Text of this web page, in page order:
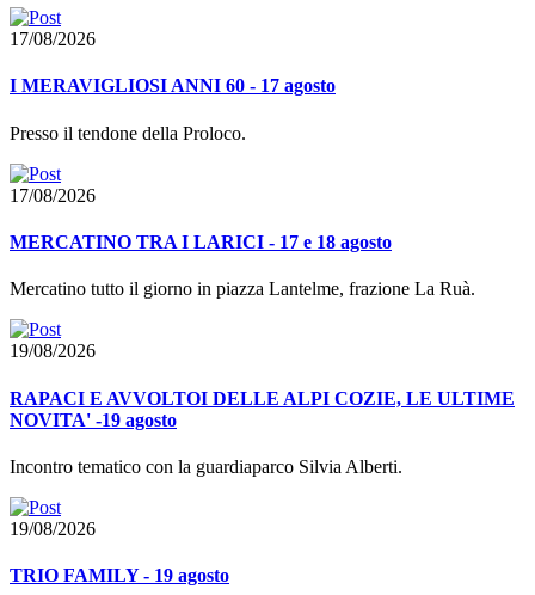
17/08/2026
I MERAVIGLIOSI ANNI 60 - 17 agosto
Presso il tendone della Proloco.
17/08/2026
MERCATINO TRA I LARICI - 17 e 18 agosto
Mercatino tutto il giorno in piazza Lantelme, frazione La Ruà.
19/08/2026
RAPACI E AVVOLTOI DELLE ALPI COZIE, LE ULTIME
NOVITA' -19 agosto
Incontro tematico con la guardiaparco Silvia Alberti.
19/08/2026
TRIO FAMILY - 19 agosto